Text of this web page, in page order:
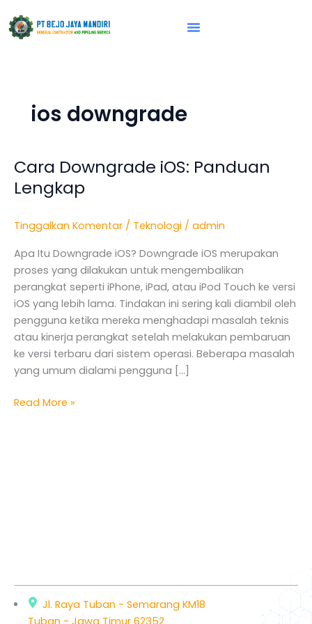
ke
konten
ios downgrade
Cara Downgrade iOS: Panduan
Lengkap
Tinggalkan Komentar / Teknologi / admin
Apa Itu Downgrade iOS? Downgrade iOS merupakan
proses yang dilakukan untuk mengembalikan
perangkat seperti iPhone, iPad, atau iPod Touch ke versi
iOS yang lebih lama. Tindakan ini sering kali diambil oleh
pengguna ketika mereka menghadapi masalah teknis
atau kinerja perangkat setelah melakukan pembaruan
ke versi terbaru dari sistem operasi. Beberapa masalah
yang umum dialami pengguna […]
Cara
Downgrade
iOS:
Lengkap
Read More »
Jl. Raya Tuban - Semarang KM18
Tuban - Jawa Timur 62352